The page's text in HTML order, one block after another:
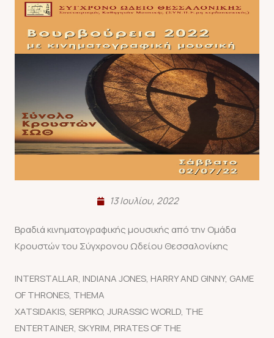
13 Ιουλίου, 2022
Βραδιά κινηματογραφικής μουσικής από την Ομάδα
Κρουστών του Σύγχρονου Ωδείου Θεσσαλονίκης
INTERSTALLAR, INDIANA JONES, HARRY AND GINNY, GAME
OF THRONES, THEMA
XATSIDAKIS, SERPIKO, JURASSIC WORLD, THE
ENTERTAINER, SKYRIM, PIRATES OF THE